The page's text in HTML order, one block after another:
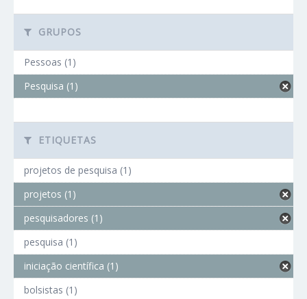
GRUPOS
Pessoas (1)
Pesquisa (1)
ETIQUETAS
projetos de pesquisa (1)
projetos (1)
pesquisadores (1)
pesquisa (1)
iniciação científica (1)
bolsistas (1)